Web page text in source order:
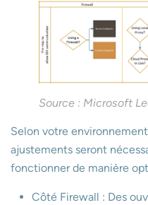
Source : Microsoft
Selon votre
ajustements seront
fonctionner de manière
Côté Firewall : Des